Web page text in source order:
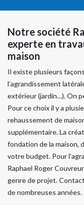
Notre société
experte en
maison
Il existe plusieurs
l’agrandissement
extérieur (jardin…). On
Pour ce choix il y a
rehaussement de
supplémentaire. La
fondation de la maison,
votre budget. Pour
Raphael Roger
genre de projet.
de nombreuses années.